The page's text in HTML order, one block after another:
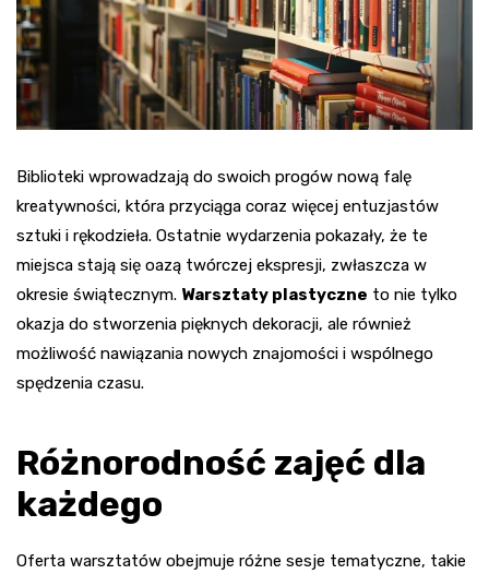
Biblioteki wprowadzają do swoich progów nową falę
kreatywności, która przyciąga coraz więcej entuzjastów
sztuki i rękodzieła. Ostatnie wydarzenia pokazały, że te
miejsca stają się oazą twórczej ekspresji, zwłaszcza w
okresie świątecznym. Warsztaty plastyczne to nie tylko
okazja do stworzenia pięknych dekoracji, ale również
możliwość nawiązania nowych znajomości i wspólnego
spędzenia czasu.
Różnorodność zajęć dla
każdego
Oferta warsztatów obejmuje różne sesje tematyczne, takie